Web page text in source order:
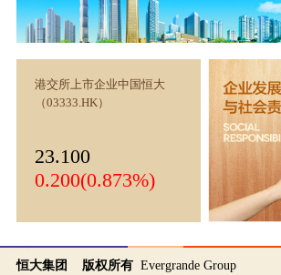
港交所上市企业中国恒大
（03333.HK）
23.100
0.200(0.873%)
恒大集团 版权所有Evergrande Group